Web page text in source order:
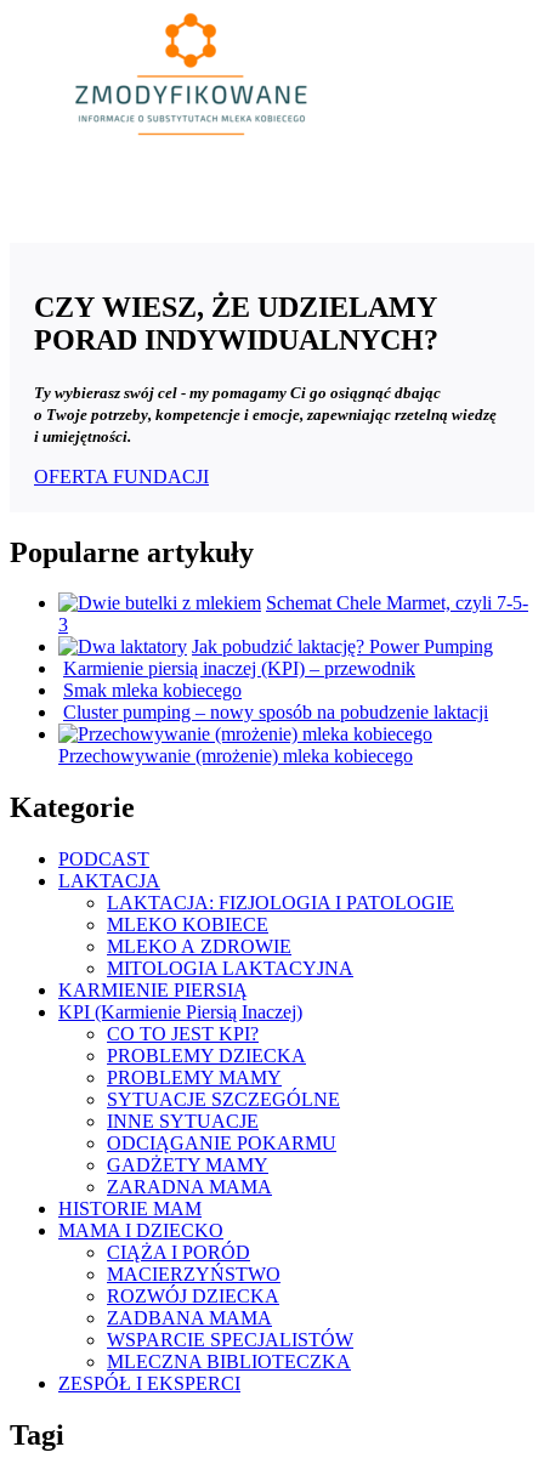
CZY WIESZ, ŻE UDZIELAMY
PORAD INDYWIDUALNYCH?
Ty wybierasz swój cel - my pomagamy Ci go osiągnąć dbając
o Twoje potrzeby, kompetencje i emocje, zapewniając rzetelną wiedzę
i umiejętności.
OFERTA FUNDACJI
Popularne artykuły
Schemat Chele Marmet, czyli 7-5-
3
Jak pobudzić laktację? Power Pumping
Karmienie piersią inaczej (KPI) – przewodnik
Smak mleka kobiecego
Cluster pumping – nowy sposób na pobudzenie laktacji
Przechowywanie (mrożenie) mleka kobiecego
Kategorie
PODCAST
LAKTACJA
LAKTACJA: FIZJOLOGIA I PATOLOGIE
MLEKO KOBIECE
MLEKO A ZDROWIE
MITOLOGIA LAKTACYJNA
KARMIENIE PIERSIĄ
KPI (Karmienie Piersią Inaczej)
CO TO JEST KPI?
PROBLEMY DZIECKA
PROBLEMY MAMY
SYTUACJE SZCZEGÓLNE
INNE SYTUACJE
ODCIĄGANIE POKARMU
GADŻETY MAMY
ZARADNA MAMA
HISTORIE MAM
MAMA I DZIECKO
CIĄŻA I PORÓD
MACIERZYŃSTWO
ROZWÓJ DZIECKA
ZADBANA MAMA
WSPARCIE SPECJALISTÓW
MLECZNA BIBLIOTECZKA
ZESPÓŁ I EKSPERCI
Tagi